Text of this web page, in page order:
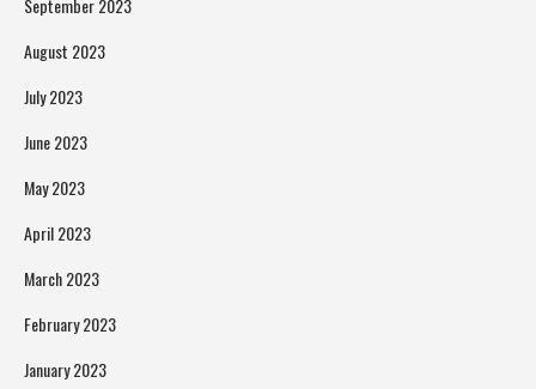
September 2023
August 2023
July 2023
June 2023
May 2023
April 2023
March 2023
February 2023
January 2023